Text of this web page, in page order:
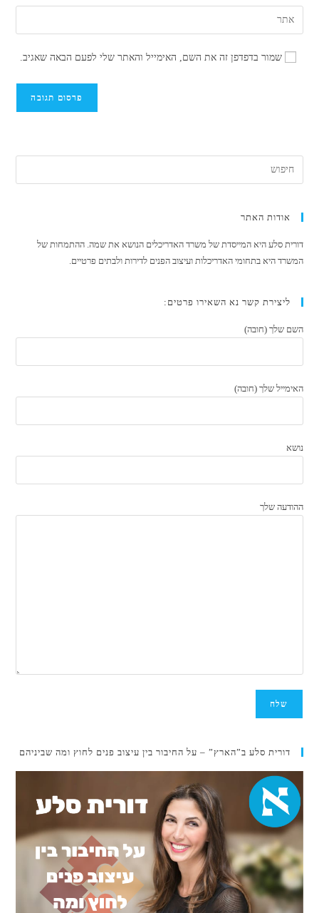
שם
משתמש
כדי
כתובת
דואר
שלך
את
כתובת
שמור בדפדפן זה את השם, האימייל והאתר שלי לפעם הבאה שאגיב.
אודות האתר
דורית סלע היא המייסדת של משרד האדריכלים הנושא את שמה. ההתמחות של
המשרד היא בתחומי האדריכלות ועיצוב הפנים לדירות ולבתים פרטיים.
ליצירת קשר נא השאירו פרטים:
השם שלך (חובה)
האימייל שלך (חובה)
נושא
ההודעה שלך
דורית סלע ב”הארץ” – על החיבור בין עיצוב פנים לחוץ ומה שביניהם